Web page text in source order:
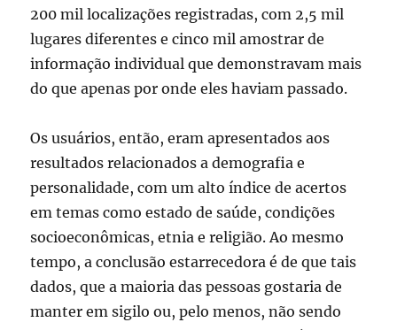
200 mil localizações registradas, com 2,5 mil
lugares diferentes e cinco mil amostrar de
informação individual que demonstravam mais
do que apenas por onde eles haviam passado.
Os usuários, então, eram apresentados aos
resultados relacionados a demografia e
personalidade, com um alto índice de acertos
em temas como estado de saúde, condições
socioeconômicas, etnia e religião. Ao mesmo
tempo, a conclusão estarrecedora é de que tais
dados, que a maioria das pessoas gostaria de
manter em sigilo ou, pelo menos, não sendo